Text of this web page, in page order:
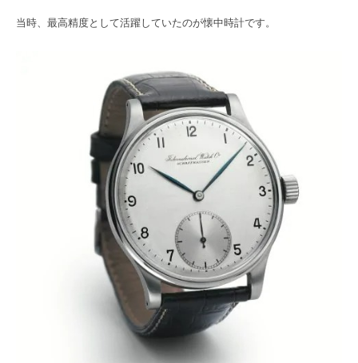
当時、最高精度として活躍していたのが懐中時計です。